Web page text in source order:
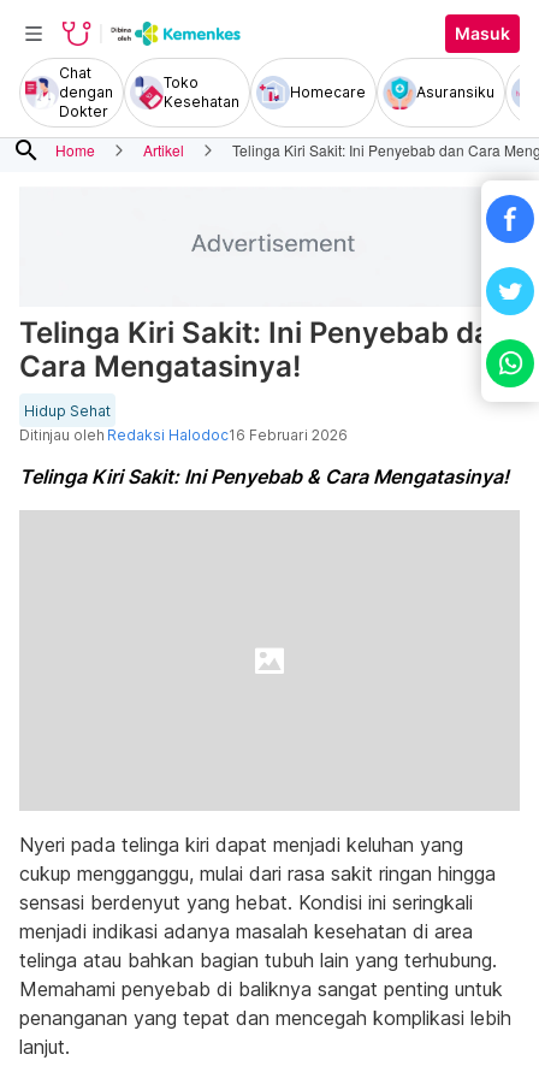
Masuk
Chat
dengan
Dokter
Toko
Kesehatan
Homecare Asuransiku
search Home Artikel Telinga Kiri Sakit: Ini Penyebab dan Cara
Telinga Kiri Sakit: Ini Penyebab dan
Cara Mengatasinya!
Hidup Sehat
Ditinjau oleh Redaksi Halodoc16 Februari 2026
Telinga Kiri Sakit: Ini Penyebab & Cara Mengatasinya!
Nyeri pada telinga kiri dapat menjadi keluhan yang
cukup mengganggu, mulai dari rasa sakit ringan hingga
sensasi berdenyut yang hebat. Kondisi ini seringkali
menjadi indikasi adanya masalah kesehatan di area
telinga atau bahkan bagian tubuh lain yang terhubung.
Memahami penyebab di baliknya sangat penting untuk
penanganan yang tepat dan mencegah komplikasi lebih
lanjut.